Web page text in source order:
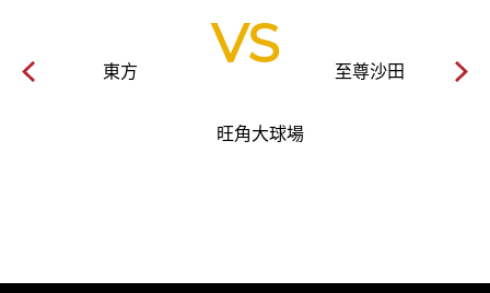
VS
東方 至尊沙田
旺角大球場